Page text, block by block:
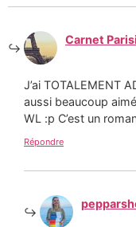
Carnet
J’ai TOTALEMENT
aussi beaucoup
WL :p C’est un
Répondre